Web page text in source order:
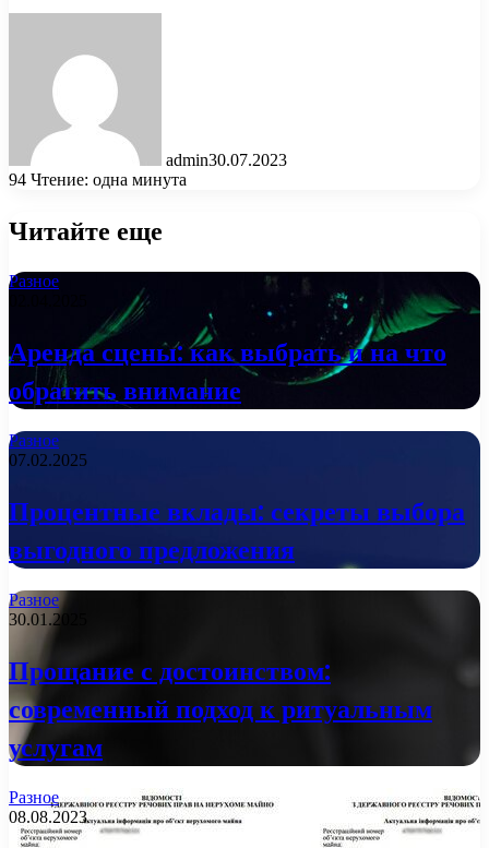
admin30.07.2023
94 Чтение: одна минута
Читайте еще
Разное
Аренда сцены: как выбрать и на что
обратить внимание
Разное
07.02.2025
Процентные вклады: секреты выбора
выгодного предложения
Разное
30.01.2025
Прощание с достоинством:
современный подход к ритуальным
услугам
Разное
08.08.2023